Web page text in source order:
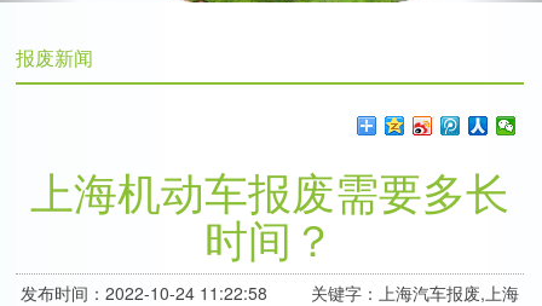
报废新闻
上海机动车报废需要多长
时间？
发布时间：2022-10-24 11:22:58 关键字：上海汽车报废,上海